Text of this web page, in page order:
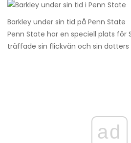
Barkley under sin tid på Penn State
Penn State har en speciell plats för
träffade sin flickvän och sin
ad